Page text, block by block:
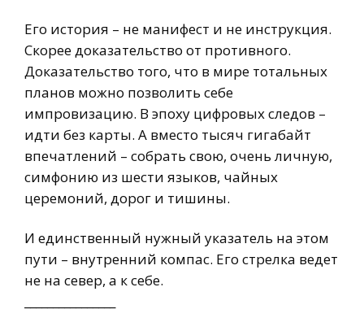
Его история – не манифест и не инструкция.
Скорее доказательство от противного.
Доказательство того, что в мире тотальных
планов можно позволить себе
импровизацию. В эпоху цифровых следов –
идти без карты. А вместо тысяч гигабайт
впечатлений – собрать свою, очень личную,
симфонию из шести языков, чайных
церемоний, дорог и тишины.
И единственный нужный указатель на этом
пути – внутренний компас. Его стрелка ведет
не на север, а к себе.